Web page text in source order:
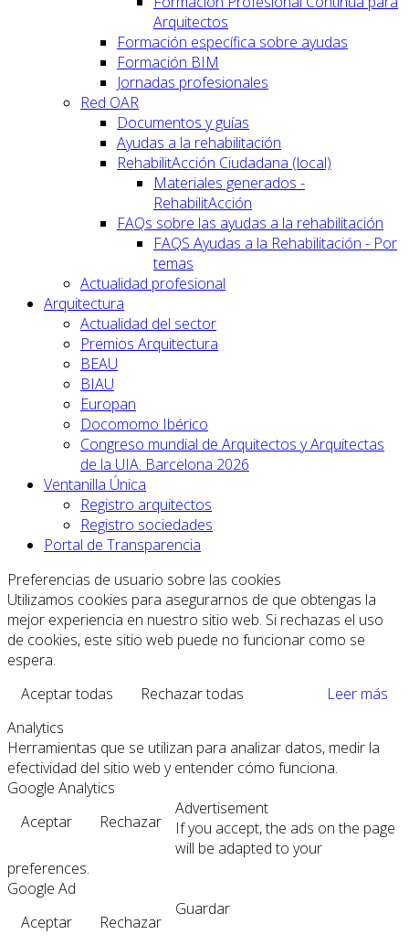
Arquitectos
Formación específica sobre ayudas
Formación BIM
Jornadas profesionales
Red OAR
Documentos y guías
Ayudas a la rehabilitación
RehabilitAcción Ciudadana (local)
Materiales generados -
RehabilitAcción
FAQs sobre las ayudas a la rehabilitación
FAQS Ayudas a la Rehabilitación - Por
temas
Actualidad profesional
Arquitectura
Actualidad del sector
Premios Arquitectura
BEAU
BIAU
Europan
Docomomo Ibérico
Congreso mundial de Arquitectos y Arquitectas
de la UIA. Barcelona 2026
Ventanilla Única
Registro arquitectos
Registro sociedades
Portal de Transparencia
Preferencias de usuario sobre las cookies
Utilizamos cookies para asegurarnos de que obtengas la
mejor experiencia en nuestro sitio web. Si rechazas el uso
de cookies, este sitio web puede no funcionar como se
espera.
Aceptar todas
Rechazar todas
Leer más
Analytics
Herramientas que se utilizan para analizar datos, medir la
efectividad del sitio web y entender cómo funciona.
Google Analytics
Aceptar
Rechazar
Advertisement
If you accept, the ads on the page
will be adapted to your
preferences.
Google Ad
Aceptar
Rechazar
Guardar